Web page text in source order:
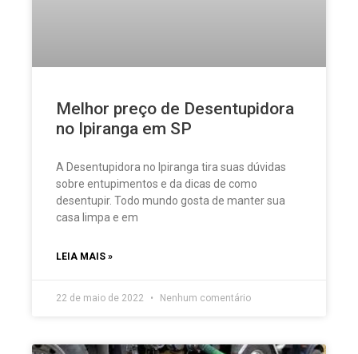
Melhor preço de Desentupidora
no Ipiranga em SP
A Desentupidora no Ipiranga tira suas dúvidas
sobre entupimentos e da dicas de como
desentupir. Todo mundo gosta de manter sua
casa limpa e em
LEIA MAIS »
22 de maio de 2022 Nenhum comentário